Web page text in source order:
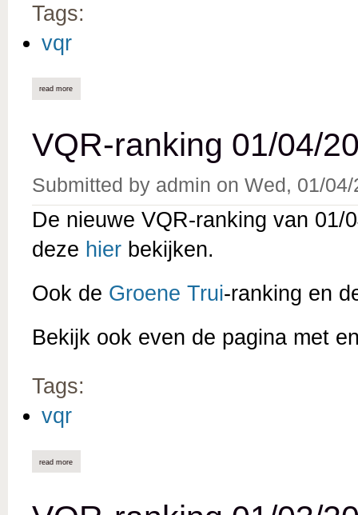
Tags:
vqr
read more
VQR-ranking 01/04/
Submitted by admin on Wed, 01/
De nieuwe VQR-ranking van 01/
deze hier bekijken.
Ook de Groene Trui-ranking en
Bekijk ook even de pagina met
Tags:
vqr
read more